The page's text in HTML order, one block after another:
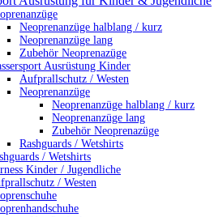
Neoprenanzüge halblang / kurz
Neoprenanzüge lang
Zubehör Neoprenazüge
Ausrüstung Kinder
Aufprallschutz / Westen
Neoprenanzüge
Neoprenanzüge halblang / kurz
Neoprenanzüge lang
Zubehör Neoprenazüge
Rashguards / Wetshirts
/ Wetshirts
Kinder / Jugendliche
/ Westen